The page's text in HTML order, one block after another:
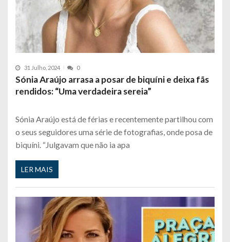
31 Julho, 2024 0
Sónia Araújo arrasa a posar de biquíni e deixa fãs
rendidos: “Uma verdadeira sereia”
Sónia Araújo está de férias e recentemente partilhou com
o seus seguidores uma série de fotografias, onde posa de
biquíni. “Julgavam que não ia apa
LER MAIS